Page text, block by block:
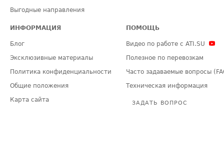
Выгодные направления
ИНФОРМАЦИЯ
Блог
Эксклюзивные материалы
Политика конфиденциальности
Общие положения
Карта сайта
ПОМОЩЬ
Видео по работе с ATI.SU
Полезное по перевозкам
Часто задаваемые вопросы
Техническая информация
ЗАДАТЬ ВОПРОС